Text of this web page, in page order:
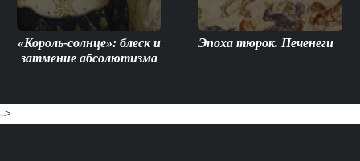
«Король-солнце»: блеск и
затмение абсолютизма
Эпоха тюрок. Печенеги
->